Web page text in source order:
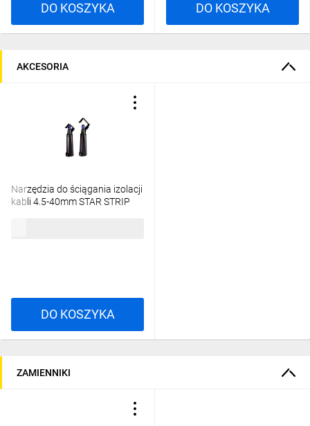
DO KOSZYKA DO KOSZYKA
AKCESORIA
Narzędzia do ściągania izolacji
kabli 4.5-40mm STAR STRIP
DO KOSZYKA
ZAMIENNIKI